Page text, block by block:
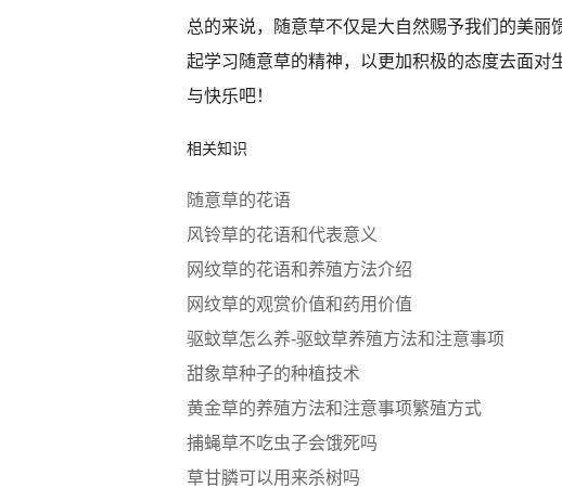
总的来说，随意草不仅是大自然赐予我们的美
起学习随意草的精神，以更加积极的态度去面对
与快乐吧！
相关知识
随意草的花语
风铃草的花语和代表意义
网纹草的花语和养殖方法介绍
网纹草的观赏价值和药用价值
驱蚊草怎么养-驱蚊草养殖方法和注意事项
甜象草种子的种植技术
黄金草的养殖方法和注意事项繁殖方式
捕蝇草不吃虫子会饿死吗
草甘膦可以用来杀树吗